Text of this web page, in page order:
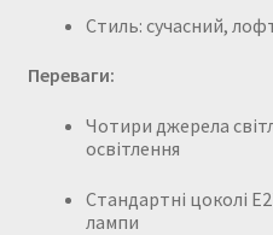
Стиль: сучасний,
Переваги:
Чотири джерела
освітлення
Стандартні цоколі
лампи